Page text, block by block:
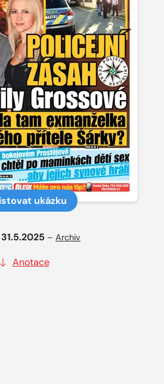
ukázku
31.5.2025 –Archiv
Anotace